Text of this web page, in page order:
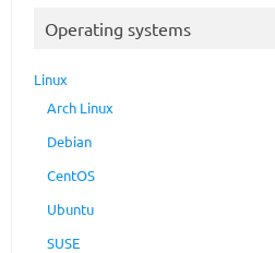
Operating systems
Linux
Arch Linux
Debian
CentOS
Ubuntu
SUSE